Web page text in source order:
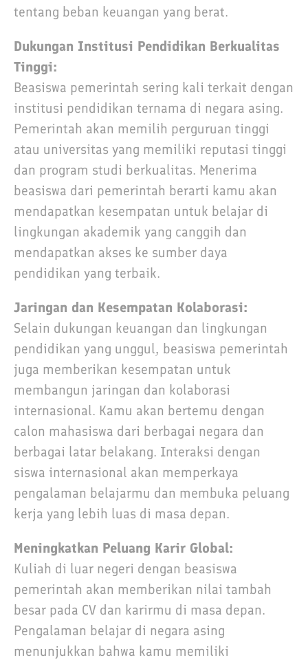
tentang beban keuangan yang berat.
Dukungan Institusi Pendidikan Berkualitas
Tinggi:
Beasiswa pemerintah sering kali terkait dengan
institusi pendidikan ternama di negara asing.
Pemerintah akan memilih perguruan tinggi
atau universitas yang memiliki reputasi tinggi
dan program studi berkualitas. Menerima
beasiswa dari pemerintah berarti kamu akan
mendapatkan kesempatan untuk belajar di
lingkungan akademik yang canggih dan
mendapatkan akses ke sumber daya
pendidikan yang terbaik.
Jaringan dan Kesempatan Kolaborasi:
Selain dukungan keuangan dan lingkungan
pendidikan yang unggul, beasiswa pemerintah
juga memberikan kesempatan untuk
membangun jaringan dan kolaborasi
internasional. Kamu akan bertemu dengan
calon mahasiswa dari berbagai negara dan
berbagai latar belakang. Interaksi dengan
siswa internasional akan memperkaya
pengalaman belajarmu dan membuka peluang
kerja yang lebih luas di masa depan.
Meningkatkan Peluang Karir Global:
Kuliah di luar negeri dengan beasiswa
pemerintah akan memberikan nilai tambah
besar pada CV dan karirmu di masa depan.
Pengalaman belajar di negara asing
menunjukkan bahwa kamu memiliki